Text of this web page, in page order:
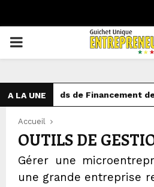
PRIMARY
A LA UNEFonds de Financement
Accueil
OUTILS DE
Gérer une
une grande entreprise